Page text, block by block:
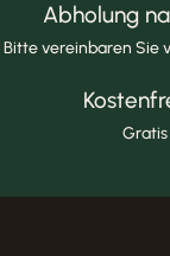
Abholung
Bitte vereinbaren Sie
Gratis